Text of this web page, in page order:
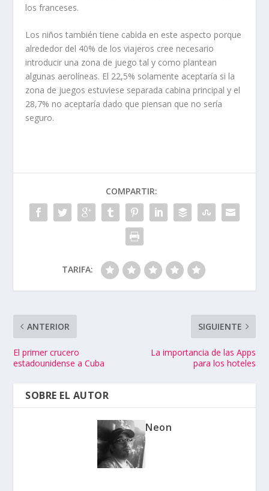
los franceses.
Los niños también tiene cabida en este aspecto porque
alrededor del 40% de los viajeros cree necesario
introducir una zona de juego tal y como plantean
algunas aerolíneas. El 22,5% solamente aceptaría si la
zona de juegos estuviese separada cabina principal y el
28,7% no aceptaría dado que piensan que no sería
seguro.
COMPARTIR:
TARIFA:
ANTERIOR
El primer crucero
estadounidense a Cuba
SIGUIENTE
La importancia de las Apps
para los hoteles
SOBRE EL AUTOR
Neon